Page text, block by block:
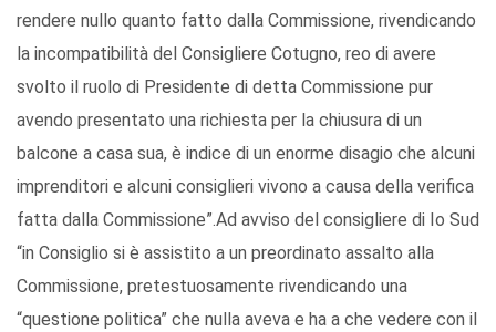
rendere nullo quanto fatto dalla Commissione, rivendicando
la incompatibilità del Consigliere Cotugno, reo di avere
svolto il ruolo di Presidente di detta Commissione pur
avendo presentato una richiesta per la chiusura di un
balcone a casa sua, è indice di un enorme disagio che alcuni
imprenditori e alcuni consiglieri vivono a causa della verifica
fatta dalla Commissione”.Ad avviso del consigliere di Io Sud
“in Consiglio si è assistito a un preordinato assalto alla
Commissione, pretestuosamente rivendicando una
“questione politica” che nulla aveva e ha a che vedere con il